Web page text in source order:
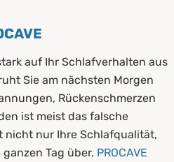
auf Ihr Schlafverhalten aus
Sie am nächsten Morgen
Rückenschmerzen
ist meist das falsche
nicht nur Ihre Schlafqualität,
Tag über. PROCAVE